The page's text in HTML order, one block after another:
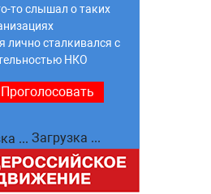
то слышал о таких
лично сталкивался с
НКО
Загрузка ...